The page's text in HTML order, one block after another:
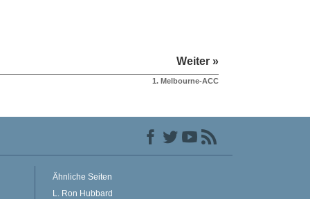
Weiter »
1. Melbourne-ACC
Ähnliche Seiten
L. Ron Hubbard